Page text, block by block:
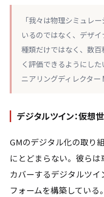
「我々は物理シミュレ
いるのではなく、デザ
種類だけではなく、数
く評価できるようにし
ニアリングディレクタ
デジタルツイン：仮想
GMのデジタル化の取り
にとどまらない。彼ら
カバーするデジタルツ
フォームを構築してい